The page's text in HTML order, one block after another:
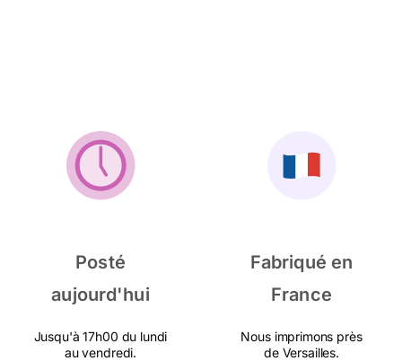
Posté
aujourd'hui
Jusqu'à 17h00 du lundi
au vendredi.
Fabriqué en
France
Nous imprimons près
de Versailles.